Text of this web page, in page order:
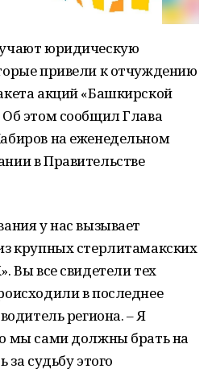
юридическую
привели к отчуждению
акций «Башкирской
этом сообщил Глава
на еженедельном
в Правительстве
у нас вызывает
крупных стерлитамакских
Вы все свидетели тех
в последнее
региона. – Я
мы сами должны брать на
за судьбу этого